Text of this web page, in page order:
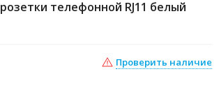
телефонной RJ11 белый
Проверить наличие